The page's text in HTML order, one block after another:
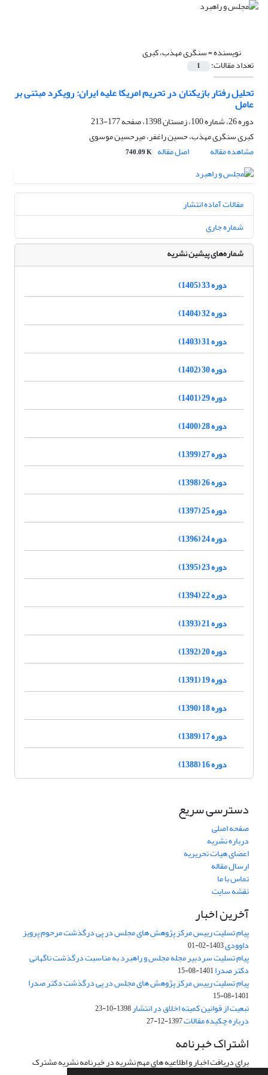
نویسنده =سنگری مهذب، کبری
تعداد مقالات: 1
تحلیل رفتار بازیکنان در تحریم امریکا علیه ایران: رویکرد مبتنی بر
عامل
دوره 26، شماره 100، زمستان 1398، صفحه
177-213
کبری سنگری مهذب، حسین راغفر، میرحسین موسوی
مشاهده مقاله
اصل مقاله 740.09 K
مقالات آماده انتشار
شماره جاری
شماره‌های پیشین نشریه
دوره 33 (1405)
دوره 32 (1404)
دوره 31 (1403)
دوره 30 (1402)
دوره 29 (1401)
دوره 28 (1400)
دوره 27 (1399)
دوره 26 (1398)
دوره 25 (1397)
دوره 24 (1396)
دوره 23 (1395)
دوره 22 (1394)
دوره 21 (1393)
دوره 20 (1392)
دوره 19 (1391)
دوره 18 (1390)
دوره 17 (1389)
دوره 16 (1388)
دسترسی سریع
صفحه اصلی
درباره نشریه
اعضای هیات تحریریه
ارسال مقاله
تماس با ما
نقشه سایت
آخرین اخبار
پیام تسلیت رییس مرکز پژوهش های مجلس در پی درگذشت مرحوم پرویز
داوودی1403-02-01
پیام تسلیت سردبیر مجله مجلس و راهبرد به مناسبت درگذشت ناگهانی
دکتر صدرا1401-08-15
پیام تسلیت رییس مرکز پژوهش های مجلس در پی درگذشت دکتر صدرا
1401-08-15
تبعیت از قوانین کمیته اخلاق در انتشار1398-10-23
درباره چکیده مقالات1397-12-27
اشتراک خبرنامه
برای دریافت اخبار و اطلاعیه های مهم نشریه در خبرنامه نشریه مشترک